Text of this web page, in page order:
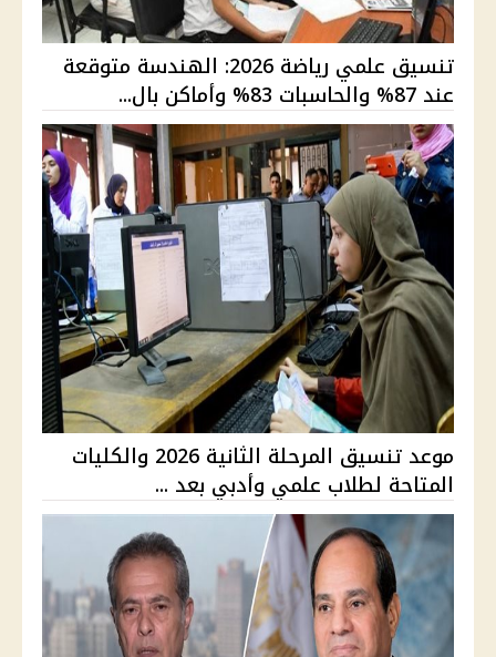
تنسيق علمي رياضة 2026: الهندسة متوقعة
عند 87% والحاسبات 83% وأماكن بال...
موعد تنسيق المرحلة الثانية 2026 والكليات
المتاحة لطلاب علمي وأدبي بعد ...